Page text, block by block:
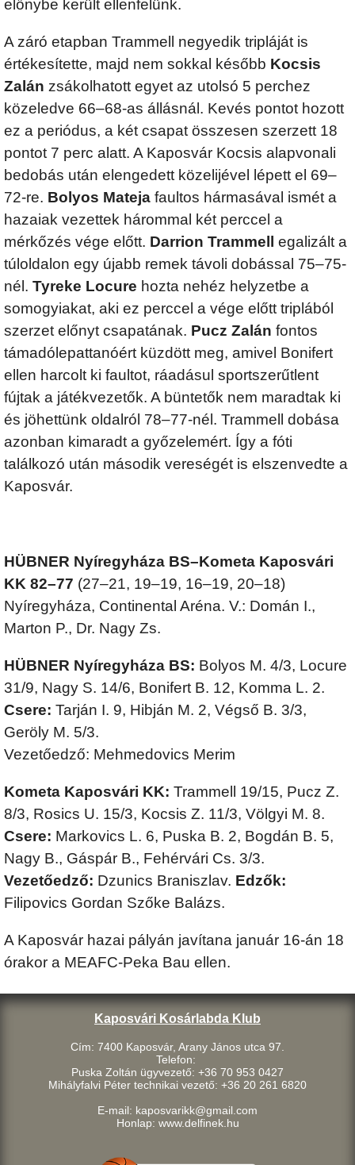
előnybe került ellenfelünk.
A záró etapban Trammell negyedik tripláját is
értékesítette, majd nem sokkal később Kocsis
Zalán zsákolhatott egyet az utolsó 5 perchez
közeledve 66–68-as állásnál. Kevés pontot hozott
ez a periódus, a két csapat összesen szerzett 18
pontot 7 perc alatt. A Kaposvár Kocsis alapvonali
bedobás után elengedett közelijével lépett el 69–
72-re. Bolyos Mateja faultos hármasával ismét a
hazaiak vezettek hárommal két perccel a
mérkőzés vége előtt. Darrion Trammell
egalizált a
túloldalon egy újabb remek távoli dobással 75–75-
nél. Tyreke Locure hozta nehéz helyzetbe a
somogyiakat, aki ez perccel a vége előtt triplából
szerzet előnyt csapatának. Pucz Zalán fontos
támadólepattanóért küzdött meg, amivel Bonifert
ellen harcolt ki faultot, ráadásul sportszerűtlent
fújtak a játékvezetők. A büntetők nem maradtak ki
és jöhettünk oldalról 78–77-nél. Trammell dobása
azonban kimaradt a győzelemért. Így a fóti
találkozó után második vereségét is elszenvedte a
Kaposvár.
HÜBNER Nyíregyháza BS–Kometa Kaposvári
KK 82–77 (27–21, 19–19, 16–19, 20–18)
Nyíregyháza, Continental Aréna. V.: Domán I.,
Marton P., Dr. Nagy Zs.
HÜBNER Nyíregyháza BS: Bolyos M. 4/3, Locure
31/9, Nagy S. 14/6, Bonifert B. 12, Komma L. 2.
Csere: Tarján I. 9, Hibján M. 2, Végső B. 3/3,
Geröly M. 5/3.
Vezetőedző: Mehmedovics Merim
Kometa Kaposvári KK: Trammell 19/15, Pucz Z.
8/3, Rosics U. 15/3, Kocsis Z. 11/3, Völgyi M. 8.
Csere: Markovics L. 6, Puska B. 2, Bogdán B. 5,
Nagy B., Gáspár B., Fehérvári Cs. 3/3.
Vezetőedző: Dzunics Braniszlav. Edzők:
Filipovics Gordan Szőke Balázs.
A Kaposvár hazai pályán javítana január 16-án 18
órakor a MEAFC-Peka Bau ellen.
Kaposvári Kosárlabda Klub
Cím: 7400 Kaposvár, Arany János utca 97.
Telefon:
Puska Zoltán ügyvezető: +36 70 953 0427
Mihályfalvi Péter technikai vezető: +36 20 261 6820
E-mail: kaposvarikk@gmail.com
Honlap: www.delfinek.hu